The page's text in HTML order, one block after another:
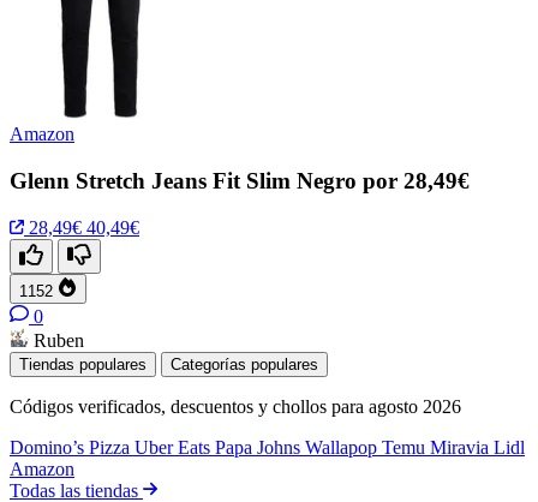
Amazon
Glenn Stretch Jeans Fit Slim Negro por 28,49€
28,49€ 40,49€
1152
0
Ruben
Tiendas populares Categorías populares
Códigos verificados, descuentos y chollos para agosto 2026
Domino’s Pizza Uber Eats Papa Johns Wallapop Temu Miravia Lidl
Amazon
Todas las tiendas